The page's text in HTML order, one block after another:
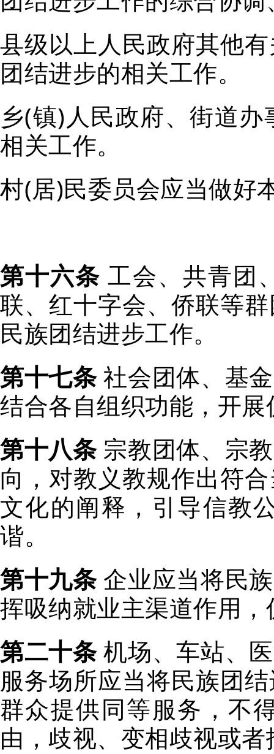
县级以上人民政府其他
团结进步的相关工作。
乡(镇)人民政府、街道
相关工作。
村(居)民委员会应当做好
第十六条 工会、共青团
联、红十字会、侨联等
民族团结进步工作。
第十七条社会团体、基
结合各自组织功能，开
第十八条宗教团体、宗
向，对教义教规作出符
文化的阐释，引导信教
谐。
第十九条企业应当将民
挥吸纳就业主渠道作用
第二十条机场、车站、
服务场所应当将民族团
群众提供同等服务，不
由，歧视、变相歧视或